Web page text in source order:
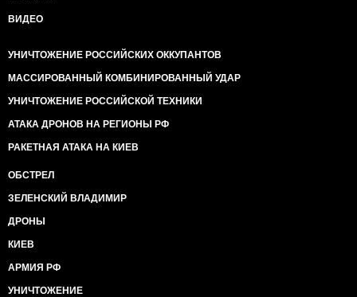
ВИДЕО
УНИЧТОЖЕНИЕ РОССИЙСКИХ ОККУПАНТОВ
МАССИРОВАННЫЙ КОМБИНИРОВАННЫЙ УДАР
УНИЧТОЖЕНИЕ РОССИЙСКОЙ ТЕХНИКИ
АТАКА ДРОНОВ НА РЕГИОНЫ РФ
РАКЕТНАЯ АТАКА НА КИЕВ
ОБСТРЕЛ
ЗЕЛЕНСКИЙ ВЛАДИМИР
ДРОНЫ
КИЕВ
АРМИЯ РФ
УНИЧТОЖЕНИЕ